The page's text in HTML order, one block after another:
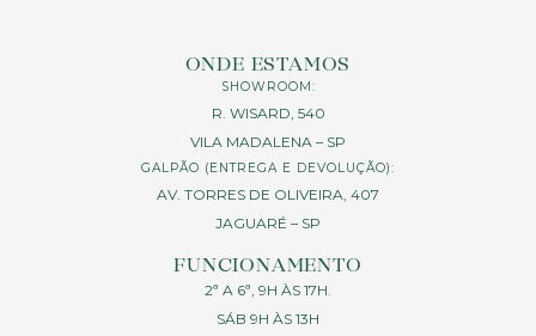
ONDE ESTAMOS
SHOWROOM:
R. WISARD, 540
VILA MADALENA – SP
GALPÃO (ENTREGA E DEVOLUÇÃO):
AV. TORRES DE OLIVEIRA, 407
JAGUARÉ – SP
FUNCIONAMENTO
2ª A 6ª, 9H ÀS 17H.
SÁB 9H ÀS 13H